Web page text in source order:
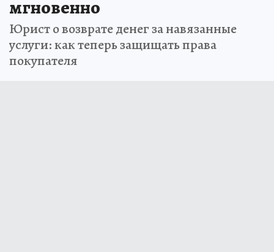
мгновенно
Юрист о возврате денег за навязанные
услуги: как теперь защищать права
покупателя